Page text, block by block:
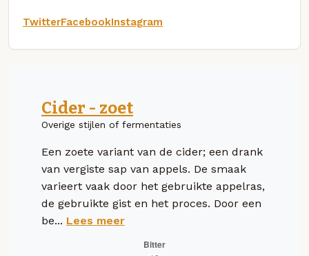
TwitterFacebookInstagram
Cider - zoet
Overige stijlen of fermentaties
Een zoete variant van de cider; een drank
van vergiste sap van appels. De smaak
varieert vaak door het gebruikte appelras,
de gebruikte gist en het proces. Door een
be... Lees meer